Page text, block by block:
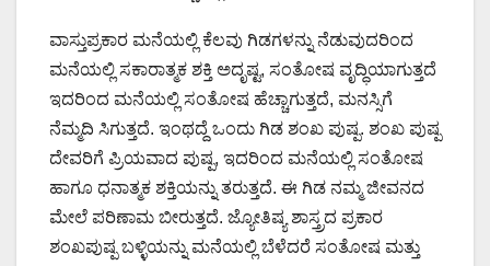
ವಾಸ್ತುಪ್ರಕಾರ ಮನೆಯಲ್ಲಿ ಕೆಲವು ಗಿಡಗಳನ್ನು ನೆಡುವುದರಿಂದ
ಮನೆಯಲ್ಲಿ ಸಕಾರಾತ್ಮಕ ಶಕ್ತಿ ಅದೃಷ್ಟ, ಸಂತೋಷ ವೃದ್ಧಿಯಾಗುತ್ತದೆ
ಇದರಿಂದ ಮನೆಯಲ್ಲಿ ಸಂತೋಷ ಹೆಚ್ಚಾಗುತ್ತದೆ, ಮನಸ್ಸಿಗೆ
ನೆಮ್ಮದಿ ಸಿಗುತ್ತದೆ. ಇಂಥದ್ದೆ ಒಂದು ಗಿಡ ಶಂಖ ಪುಷ್ಪ. ಶಂಖ ಪುಷ್ಪ
ದೇವರಿಗೆ ಪ್ರಿಯವಾದ ಪುಷ್ಪ, ಇದರಿಂದ ಮನೆಯಲ್ಲಿ ಸಂತೋಷ
ಹಾಗೂ ಧನಾತ್ಮಕ ಶಕ್ತಿಯನ್ನು ತರುತ್ತದೆ. ಈ ಗಿಡ ನಮ್ಮ ಜೀವನದ
ಮೇಲೆ ಪರಿಣಾಮ ಬೀರುತ್ತದೆ. ಜ್ಯೋತಿಷ್ಯ ಶಾಸ್ತ್ರದ ಪ್ರಕಾರ
ಶಂಖಪುಷ್ಪ ಬಳ್ಳಿಯನ್ನು ಮನೆಯಲ್ಲಿ ಬೆಳೆದರೆ ಸಂತೋಷ ಮತ್ತು